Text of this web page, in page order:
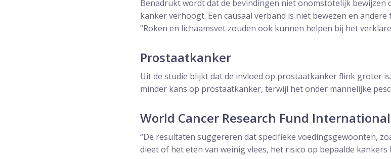
Benadrukt wordt dat de bevindingen niet onomstotelijk bewijzen
kanker verhoogt. Een causaal verband is niet bewezen en
“Roken en lichaamsvet zouden ook kunnen helpen bij het
Prostaatkanker
Uit de studie blijkt dat de invloed op prostaatkanker flink groter
minder kans op prostaatkanker, terwijl het onder mannelijke
World Cancer Research Fund International
“De resultaten suggereren dat specifieke voedingsgewoonten,
dieet of het eten van weinig vlees, het risico op bepaalde